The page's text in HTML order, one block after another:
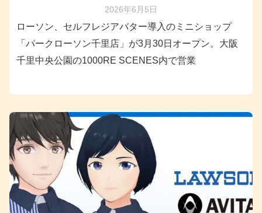
2026年6月5日
ローソン、セルフレジアバター導入のミニショップ
「パークローソン千里店」が3月30日オープン。大阪
千里中央公園の1000RE SCENES内で営業